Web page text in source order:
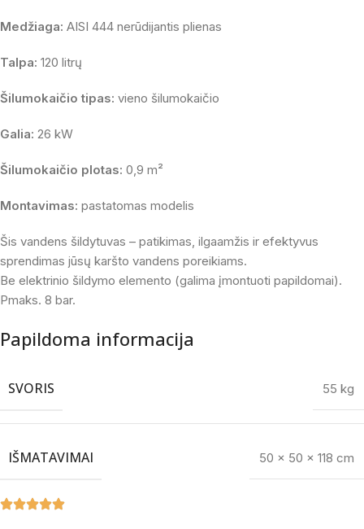
Medžiaga: AISI 444 nerūdijantis plienas
Talpa: 120 litrų
Šilumokaičio tipas: vieno šilumokaičio
Galia: 26 kW
Šilumokaičio plotas: 0,9 m²
Montavimas: pastatomas modelis
Šis vandens šildytuvas – patikimas, ilgaamžis ir efektyvus
sprendimas jūsų karšto vandens poreikiams.
Be elektrinio šildymo elemento (galima įmontuoti papildomai).
Pmaks. 8 bar.
Papildoma informacija
SVORIS 55 kg
IŠMATAVIMAI 50 × 50 × 118 cm